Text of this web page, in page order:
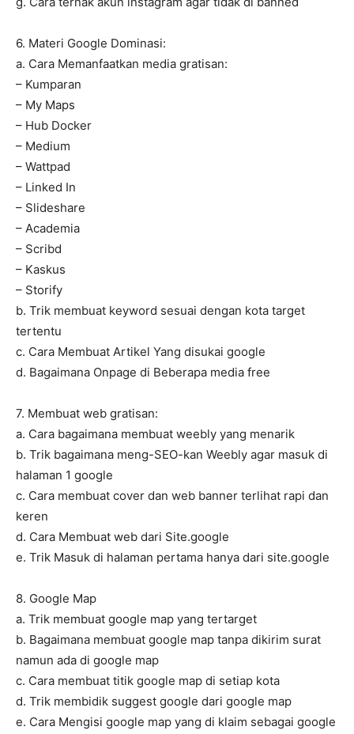
6. Materi Google Dominasi:
a. Cara Memanfaatkan media gratisan:
– Kumparan
– My Maps
– Hub Docker
– Medium
– Wattpad
– Linked In
– Slideshare
– Academia
– Scribd
– Kaskus
– Storify
b. Trik membuat keyword sesuai dengan kota target
tertentu
c. Cara Membuat Artikel Yang disukai google
d. Bagaimana Onpage di Beberapa media free
7. Membuat web gratisan:
a. Cara bagaimana membuat weebly yang menarik
b. Trik bagaimana meng-SEO-kan Weebly agar masuk di
halaman 1 google
c. Cara membuat cover dan web banner terlihat rapi dan
keren
d. Cara Membuat web dari Site.google
e. Trik Masuk di halaman pertama hanya dari site.google
8. Google Map
a. Trik membuat google map yang tertarget
b. Bagaimana membuat google map tanpa dikirim surat
namun ada di google map
c. Cara membuat titik google map di setiap kota
d. Trik membidik suggest google dari google map
e. Cara Mengisi google map yang di klaim sebagai google